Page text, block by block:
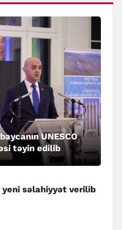
UNESCO
təyin edilib
yeni səlahiyyət verilib